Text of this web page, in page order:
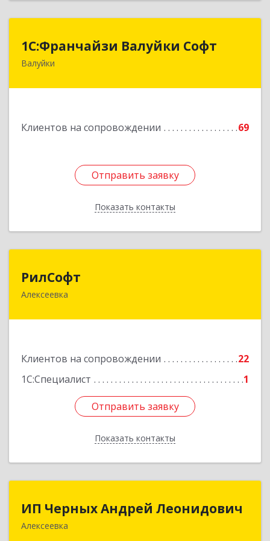
1С:Франчайзи Валуйки Софт
Валуйки
Клиентов на сопровождении 69
Отправить заявку
Показать контакты
1С:Франчайзи Валуйки Софт
309996, Белгородская обл, Валуйки г, Горького,
Отправить заявку
Назад
РилСофт
Алексеевка
Клиентов на сопровождении
22
1С:Специалист
1
Отправить заявку
Показать контакты
309850, Белгородская обл, Алексеевский р-н,
Отправить заявку
Назад
ИП Черных Андрей Леонидович
Алексеевка
ИП Черных Андрей Леонидович
309850, Белгородская обл, Алексеевский р-н,